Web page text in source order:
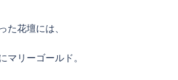
た花壇には、
マリーゴールド。